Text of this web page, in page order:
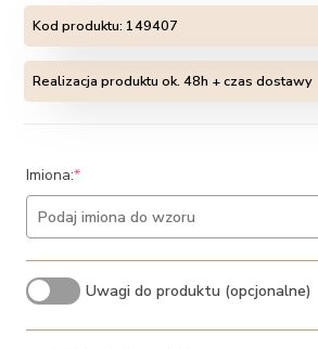
Kod produktu: 149407
Realizacja produktu ok. 48h + czas dostawy
Imiona:*(required)
Uwagi do produktu (opcjonalne)